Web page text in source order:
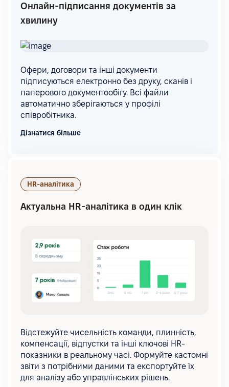
Онлайн-підписання документів за
хвилину
Офери, договори та інші документи
підписуються електронно без друку, сканів і
паперового документообігу. Всі файли
автоматично зберігаються у профілі
співробітника.
Дізнатися більше
HR-аналітика
Актуальна HR-аналітика в один клік
Відстежуйте чисельність команди, плинність,
компенсації, відпустки та інші ключові HR-
показники в реальному часі. Формуйте кастомні
звіти з потрібними даними та експортуйте їх
для аналізу або управлінських рішень.